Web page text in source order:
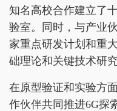
知名高校合作建立了
验室。同时，与产业
家重点研发计划和重
础理论和关键技术研究
在原型验证和实验方
作伙伴共同推进6G探